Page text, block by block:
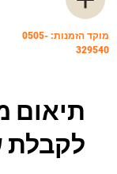
מוקד הזמנות: 0505-
329540
תיאום
לקבלת